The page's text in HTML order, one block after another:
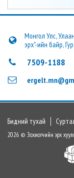
Монгол Улс,
эрх"-ийн байр,
7509-1188
Бидний тухай
2026 © Зохиогчийн эрх